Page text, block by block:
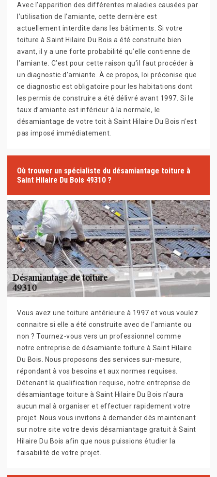
Avec l’apparition des différentes maladies causées par
l’utilisation de l’amiante, cette dernière est
actuellement interdite dans les bâtiments. Si votre
toiture à Saint Hilaire Du Bois a été construite bien
avant, il y a une forte probabilité qu’elle contienne de
l’amiante. C’est pour cette raison qu’il faut procéder à
un diagnostic d’amiante. À ce propos, loi préconise que
ce diagnostic est obligatoire pour les habitations dont
les permis de construire a été délivré avant 1997. Si le
taux d’amiante est inférieur à la normale, le
désamiantage de votre toit à Saint Hilaire Du Bois n’est
pas imposé immédiatement.
Où trouver un spécialiste du désamiantage toiture à
Saint Hilaire Du Bois 49310 ?
Vous avez une toiture antérieure à 1997 et vous voulez
connaitre si elle a été construite avec de l’amiante ou
non ? Tournez-vous vers un professionnel comme
notre entreprise de désamiante toiture à Saint Hilaire
Du Bois. Nous proposons des services sur-mesure,
répondant à vos besoins et aux normes requises.
Détenant la qualification requise, notre entreprise de
désamiantage toiture à Saint Hilaire Du Bois n’aura
aucun mal à organiser et effectuer rapidement votre
projet. Nous vous invitons à demander dès maintenant
sur notre site votre devis désamiantage gratuit à Saint
Hilaire Du Bois afin que nous puissions étudier la
faisabilité de votre projet.